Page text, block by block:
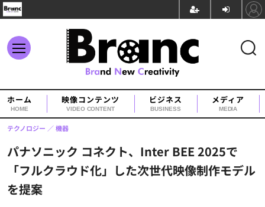
ホーム
HOME
映像コンテンツ
VIDEO CONTENT
ビジネス
BUSINESS
メディア
MEDIA
パナソニック コネクト、Inter BEE 2025で
「フルクラウド化」した次世代映像制作モデル
を提案
テクノロジー 機器